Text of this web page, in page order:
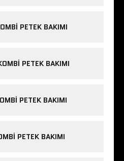
PETEK BAKIMI
PETEK BAKIMI
PETEK BAKIMI
PETEK BAKIMI